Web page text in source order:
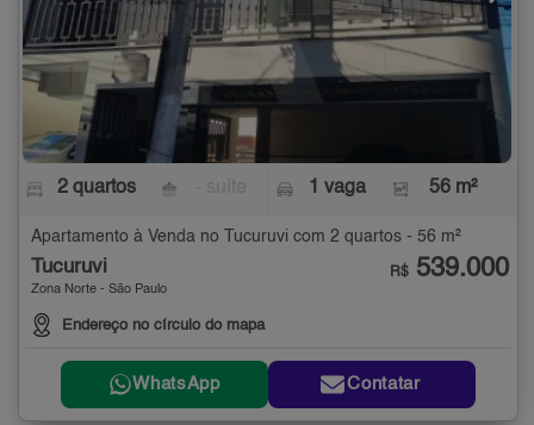
2 quartos 1 vaga 56 m²
Apartamento à Venda no Tucuruvi com 2 quartos - 56 m²
Tucuruvi
Zona Norte - São Paulo
Endereço no círculo do mapa
R$ 539.000
WhatsApp Contatar